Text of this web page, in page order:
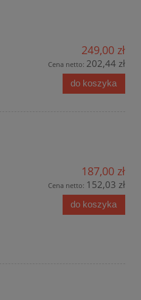
249,00 zł
Cena netto: 202,44 zł
do koszyka
187,00 zł
Cena netto: 152,03 zł
do koszyka